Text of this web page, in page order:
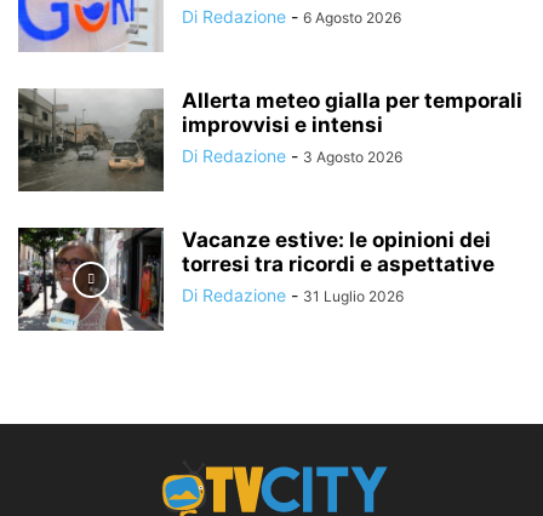
Di Redazione - 6 Agosto 2026
Allerta meteo gialla per temporali
improvvisi e intensi
Di Redazione - 3 Agosto 2026
Vacanze estive: le opinioni dei
torresi tra ricordi e aspettative
Di Redazione - 31 Luglio 2026